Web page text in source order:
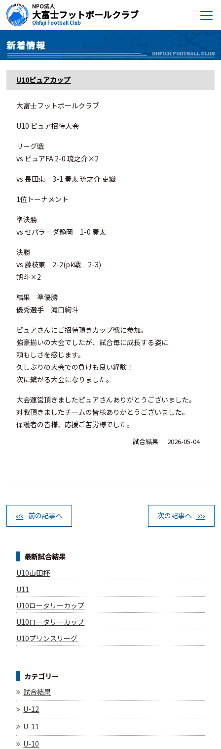
NPO法人
大富士フットボールクラブ
Ohfuji Football Club
新着情報
U10ピュアカップ
大富士フットボールクラブ
U10 ピュア招待大会
リーグ戦
vs ピュアFA 2-0 琉之介×2
vs 長田東 3-1 奏太 琉之介 吏織
1位トーナメント
準決勝
vs セパラーダ静岡 1-0 奏太
決勝
vs 藤枝東 2-2(pk戦 2-3)
朔斗×2
結果 準優勝
優秀選手 滝口絢斗
ピュアさんにご招待頂きカップ戦に参加。
強豪揃いの大会でしたが、試合毎に成長する姿に
頼もしさを感じます。
久しぶりの大会での負けも良い経験！
次に繋がる大会になりました。
大会運営頂きましたピュアさんありがとうございました。
対戦頂きましたチームの皆様ありがとうございました。
保護者の皆様、応援ご苦労様でした。
試合結果 2026-05-04
前の記事へ 次の記事へ
最新試合結果
U10山田杯
U11
U10ロータリーカップ
U10ロータリーカップ
U10プリンスリーグ
カテゴリー
試合結果
U-12
U-11
U-10